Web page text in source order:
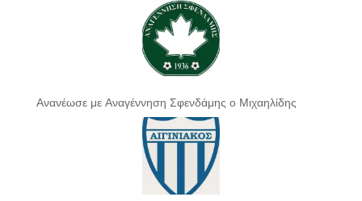
Ανανέωσε με Αναγέννηση Σφενδάμης ο Μιχαηλίδης